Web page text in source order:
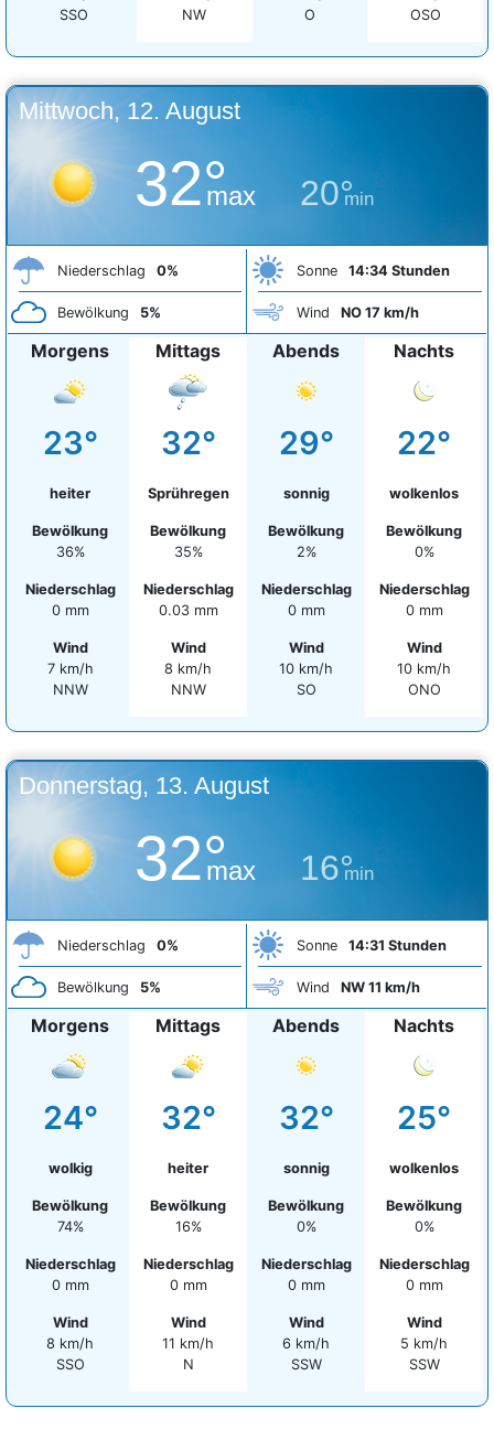
SSO
NW
O
OSO
Mittwoch, 12. August
32°
max 20°
min
Niederschlag 0%
Bewölkung 5%
Sonne 14:34 Stunden
Wind NO 17 km/h
Morgens
23°
heiter
Bewölkung
36%
Niederschlag
0 mm
Wind
7 km/h
NNW
Mittags
32°
Sprühregen
Bewölkung
35%
Niederschlag
0.03 mm
Wind
8 km/h
NNW
Abends
29°
sonnig
Bewölkung
2%
Niederschlag
0 mm
Wind
10 km/h
SO
Nachts
22°
wolkenlos
Bewölkung
0%
Niederschlag
0 mm
Wind
10 km/h
ONO
Donnerstag, 13. August
32°
max 16°
min
Niederschlag 0%
Bewölkung 5%
Sonne 14:31 Stunden
Wind NW 11 km/h
Morgens
24°
wolkig
Bewölkung
74%
Niederschlag
0 mm
Wind
8 km/h
SSO
Mittags
32°
heiter
Bewölkung
16%
Niederschlag
0 mm
Wind
11 km/h
N
Abends
32°
sonnig
Bewölkung
0%
Niederschlag
0 mm
Wind
6 km/h
SSW
Nachts
25°
wolkenlos
Bewölkung
0%
Niederschlag
0 mm
Wind
5 km/h
SSW